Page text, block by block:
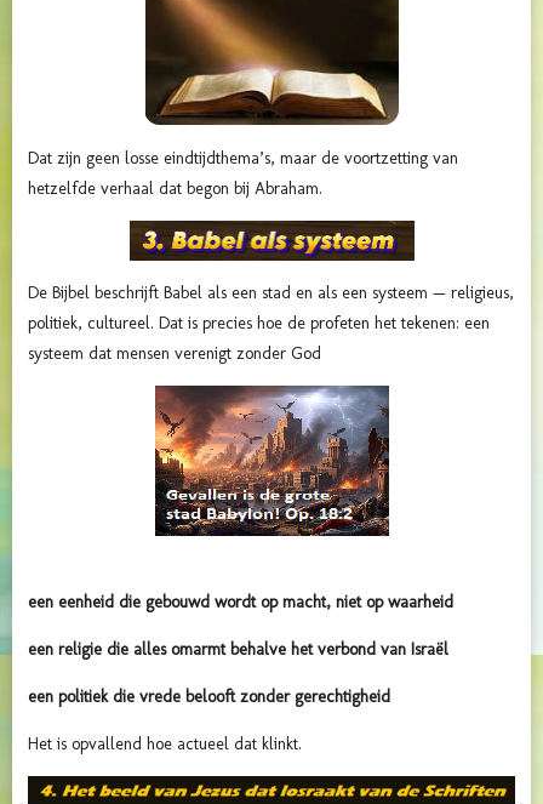
Dat zijn geen losse eindtijdthema’s, maar de voortzetting van
hetzelfde verhaal dat begon bij Abraham.
De Bijbel beschrijft Babel als een stad en als een systeem — religieus,
politiek, cultureel. Dat is precies hoe de profeten het tekenen: een
systeem dat mensen verenigt zonder God
een eenheid die gebouwd wordt op macht, niet op waarheid
een religie die alles omarmt behalve het verbond van Israël
een politiek die vrede belooft zonder gerechtigheid
Het is opvallend hoe actueel dat klinkt.